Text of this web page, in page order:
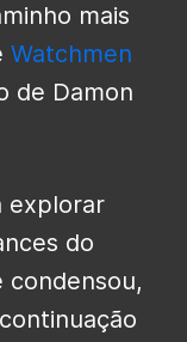
mais
Watchmen
de Damon
explorar
do
condensou,